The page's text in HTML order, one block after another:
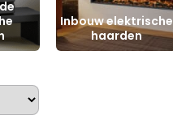
Inbouw elektrische
haarden